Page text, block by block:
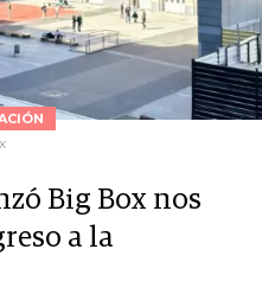
Big Box nos
a la